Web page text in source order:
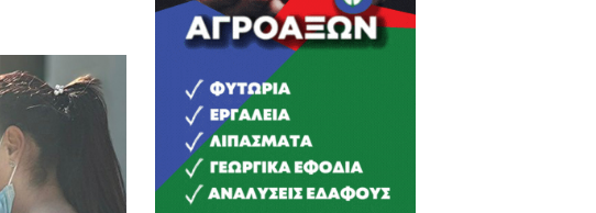
υποβαθμίζεται. Οι πολίτες
υγείας, μέσα όμως και από την